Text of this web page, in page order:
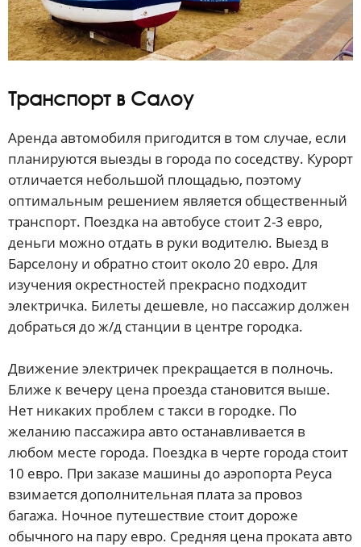
Транспорт в Салоу
Аренда автомобиля пригодится в том случае, если
планируются выезды в города по соседству. Курорт
отличается небольшой площадью, поэтому
оптимальным решением является общественный
транспорт. Поездка на автобусе стоит 2-3 евро,
деньги можно отдать в руки водителю. Выезд в
Барселону и обратно стоит около 20 евро. Для
изучения окрестностей прекрасно подходит
электричка. Билеты дешевле, но пассажир должен
добраться до ж/д станции в центре городка.
Движение электричек прекращается в полночь.
Ближе к вечеру цена проезда становится выше.
Нет никаких проблем с такси в городке. По
желанию пассажира авто останавливается в
любом месте города. Поездка в черте города стоит
10 евро. При заказе машины до аэропорта Реуса
взимается дополнительная плата за провоз
багажа. Ночное путешествие стоит дороже
обычного на пару евро. Средняя цена проката авто